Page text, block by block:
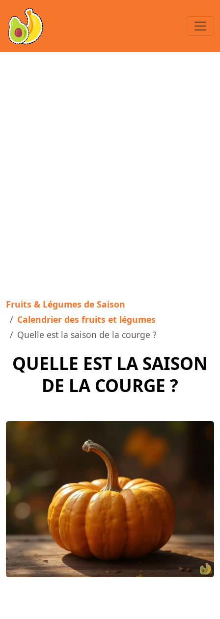
Fruits & Légumes de Saison
Calendrier des fruits et légumes
Quelle est la saison de la courge ?
QUELLE EST LA SAISON
DE LA COURGE ?